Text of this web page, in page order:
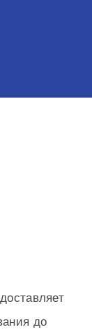
до